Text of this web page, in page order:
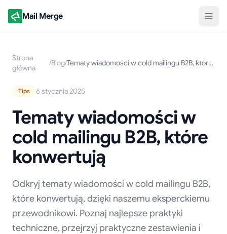
Mail Merge
Strona
główna
/Blog/ Tematy wiadomości w cold mailingu B2B, które konwertują
Tips 6 stycznia 2025
Tematy wiadomości w
cold mailingu B2B, które
konwertują
Odkryj tematy wiadomości w cold mailingu B2B,
które konwertują, dzięki naszemu eksperckiemu
przewodnikowi. Poznaj najlepsze praktyki
techniczne, przejrzyj praktyczne zestawienia i